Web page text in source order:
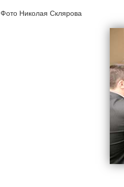
Фото Николая Склярова